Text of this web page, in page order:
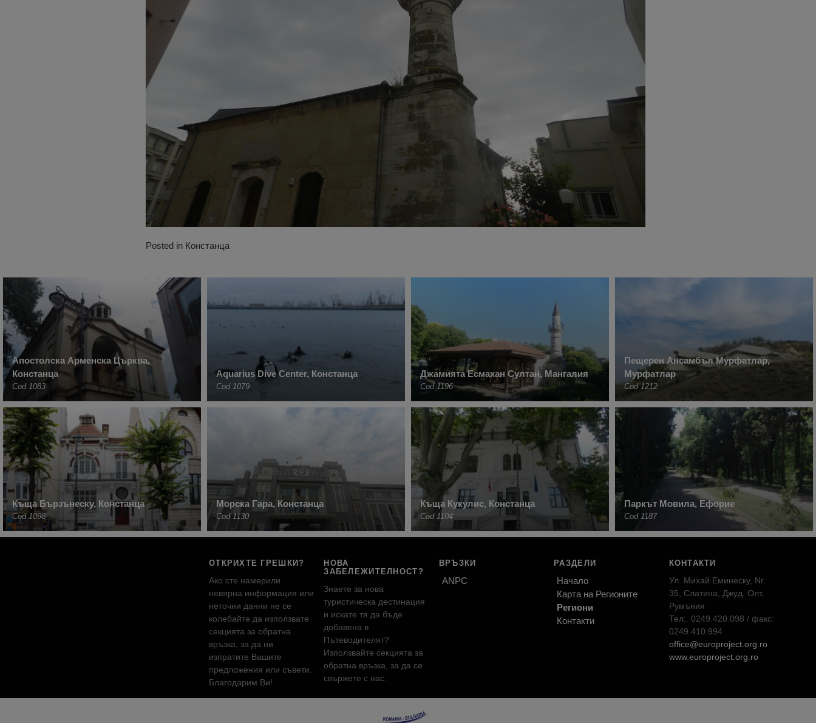
Posted in Констанца
Апостолска Арменска Църква,
Констанца
Cod 1083
Aquarius Dive Center, Констанца
Cod 1079
Джамията Есмахан Султан, Мангалия
Cod 1196
Пещерен Ансамбъл Мурфатлар,
Мурфатлар
Cod 1212
Къща Бързънеску, Констанца
Cod 1098
Морска Гара, Констанца
Cod 1130
Къща Кукулис, Констанца
Cod 1104
Паркът Мовила, Ефорие
Cod 1187
ОТКРИХТЕ ГРЕШКИ?
Ако сте намерили
невярна информация или
неточни данни не се
колебайте да използвате
секцията за обратна
връзка, за да ни
изпратите Вашите
предложения или съвети.
Благодарим Ви!
НОВА
ЗАБЕЛЕЖИТЕЛНОСТ?
Знаете за нова
туристическа дестинация
и искате тя да бъде
добавена в
Пътеводителят?
Използвайте секцията за
обратна връзка, за да се
свържете с нас.
ВРЪЗКИ
ANPC
РАЗДЕЛИ
Начало
Карта на Регионите
Региони
Контакти
КОНТАКТИ
Ул. Михай Еминеску, Nr.
35, Слатина, Джуд. Олт,
Румъния
Тел:. 0249.420.098 / факс:
0249.410.994
office@europroject.org.ro
www.europroject.org.ro